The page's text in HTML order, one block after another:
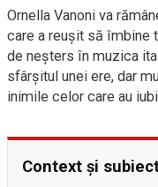
Ornella Vanoni va
care a reușit să îmbine
de neșters în muzica
sfârșitul unei ere, dar
inimile celor care au
Context și